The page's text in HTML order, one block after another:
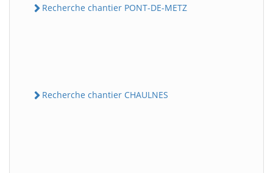
Recherche chantier PONT-DE-METZ
Recherche chantier CHAULNES